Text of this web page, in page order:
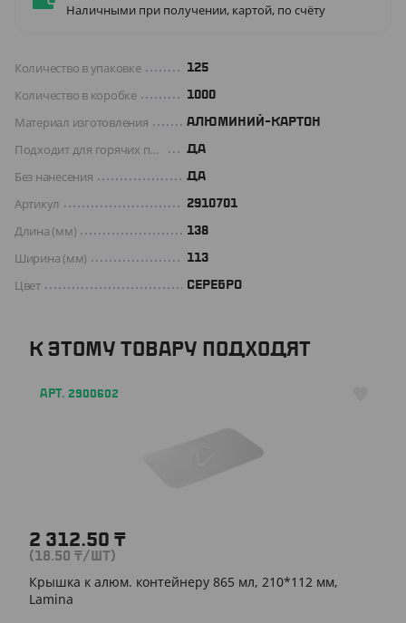
Наличными при получении, картой, по счёту
Количество в упаковке 125
Количество в коробке 1000
Материал изготовления АЛЮМИНИЙ-КАРТОН
Подходит для горячих продуктов ДА
Без нанесения ДА
Артикул 2910701
Длина (мм) 138
Ширина (мм) 113
Цвет СЕРЕБРО
К ЭТОМУ ТОВАРУ ПОДХОДЯТ
АРТ. 2900602
2 312.50 ₸
(18.50 ₸/ШТ)
Крышка к алюм. контейнеру 865 мл, 210*112 мм,
Lamina